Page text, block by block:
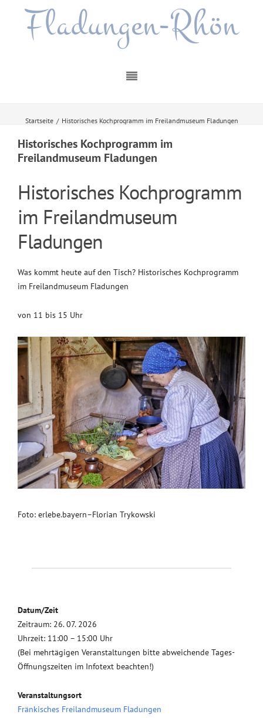
Fladungen-Rhön
Startseite / Historisches Kochprogramm im Freilandmuseum Fladungen
Historisches Kochprogramm im
Freilandmuseum Fladungen
Historisches Kochprogramm
im Freilandmuseum
Fladungen
Was kommt heute auf den Tisch? Historisches Kochprogramm
im Freilandmuseum Fladungen
von 11 bis 15 Uhr
Foto: erlebe.bayern–Florian Trykowski
Datum/Zeit
Zeitraum: 26. 07. 2026
Uhrzeit: 11:00 – 15:00 Uhr
(Bei mehrtägigen Veranstaltungen bitte abweichende Tages-
Öffnungszeiten im Infotext beachten!)
Veranstaltungsort
Fränkisches Freilandmuseum Fladungen